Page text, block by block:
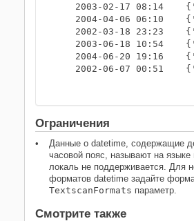
2003-02-17 08:14
2004-04-06 06:10
2002-03-18 23:23
2003-06-18 10:54
2004-06-20 19:16
2002-06-07 00:51
Ограничения
Данные о datetime, содержащие
часовой пояс, называют на языке
локаль не поддерживается. Для
форматов datetime задайте
TextscanFormats параметр.
Смотрите также